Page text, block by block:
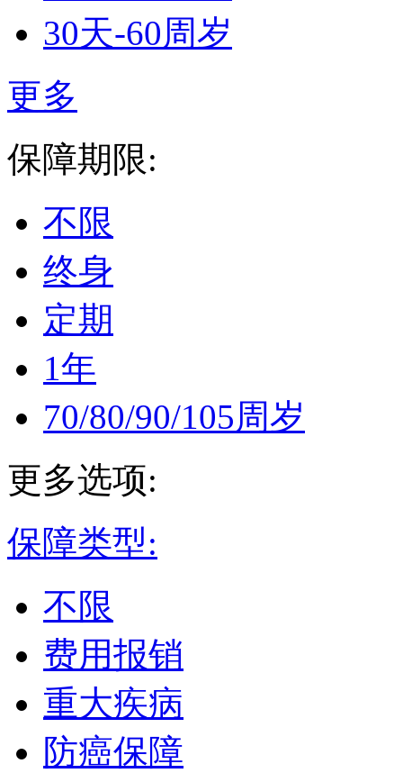
30天-60周岁
更多
保障期限:
不限
终身
定期
1年
70/80/90/105周岁
更多选项:
保障类型:
不限
费用报销
重大疾病
防癌保障